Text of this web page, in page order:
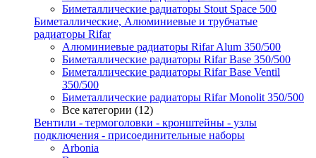
Биметаллические радиаторы Stout Space 500
Биметаллические, Алюминиевые и трубчатые
радиаторы Rifar
Алюминиевые радиаторы Rifar Alum 350/500
Биметаллические радиаторы Rifar Base 350/500
Биметаллические радиаторы Rifar Base Ventil
350/500
Биметаллические радиаторы Rifar Monolit 350/500
Все категории (12)
Вентили - термоголовки - кронштейны - узлы
подключения - присоединительные наборы
Arbonia